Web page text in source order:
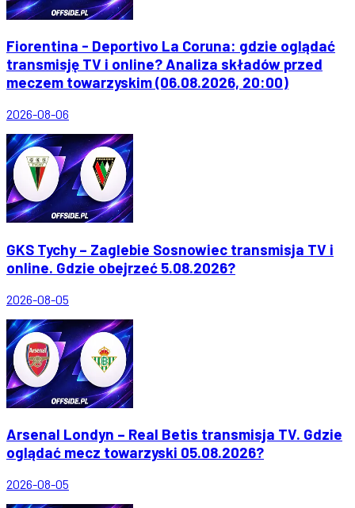
Fiorentina - Deportivo La Coruna: gdzie oglądać
transmisję TV i online? Analiza składów przed
meczem towarzyskim (06.08.2026, 20:00)
2026-08-06
GKS Tychy – Zaglebie Sosnowiec transmisja TV i
online. Gdzie obejrzeć 5.08.2026?
2026-08-05
Arsenal Londyn – Real Betis transmisja TV. Gdzie
oglądać mecz towarzyski 05.08.2026?
2026-08-05